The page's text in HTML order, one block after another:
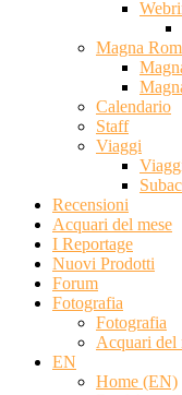
Magna
Calendario
Staff
Viaggi
Recensioni
Acquari del mese
I Reportage
Nuovi Prodotti
Forum
Fotografia
Fotografia
Acquari del
EN
Home (EN)